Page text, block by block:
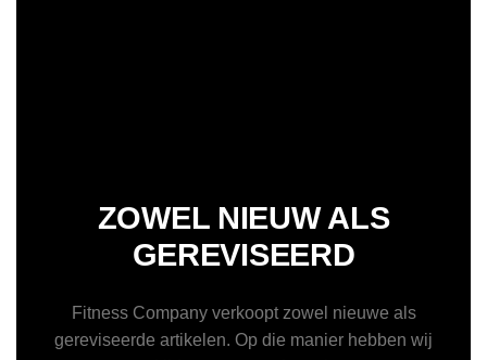
ZOWEL NIEUW ALS
GEREVISEERD
Fitness Company verkoopt zowel nieuwe als
gereviseerde artikelen. Op die manier hebben wij